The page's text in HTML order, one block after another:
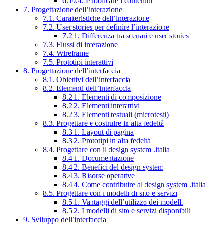
7. Progettazione dell’interazione
7.1. Caratteristiche dell’interazione
7.2. User stories per definire l’interazione
7.2.1. Differenza tra scenari e user stories
7.3. Flussi di interazione
7.4. Wireframe
7.5. Prototipi interattivi
8. Progettazione dell’interfaccia
8.1. Obiettivi dell’interfaccia
8.2. Elementi dell’interfaccia
8.2.1. Elementi di composizione
8.2.2. Elementi interattivi
8.2.3. Elementi testuali (microtesti)
8.3. Progettare e costruire in alta fedeltà
8.3.1. Layout di pagina
8.3.2. Prototipi in alta fedeltà
8.4. Progettare con il design system .italia
8.4.1. Documentazione
8.4.2. Benefici del design system
8.4.3. Risorse operative
8.4.4. Come contribuire al design system .italia
8.5. Progettare con i modelli di sito e servizi
8.5.1. Vantaggi dell’utilizzo dei modelli
8.5.2. I modelli di sito e servizi disponibili
9. Sviluppo dell’interfaccia